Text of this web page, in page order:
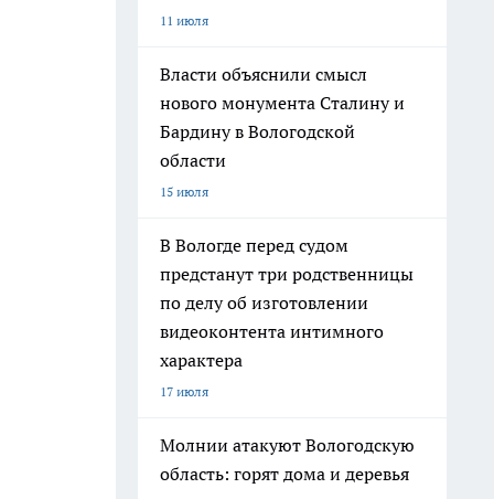
11 июля
Власти объяснили смысл
нового монумента Сталину и
Бардину в Вологодской
области
15 июля
В Вологде перед судом
предстанут три родственницы
по делу об изготовлении
видеоконтента интимного
характера
17 июля
Молнии атакуют Вологодскую
область: горят дома и деревья